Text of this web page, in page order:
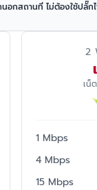
นอกสถานที่ ไม่ต้องใช้ปลั๊ก
2
เน็
1 Mbps
4 Mbps
15 Mbps